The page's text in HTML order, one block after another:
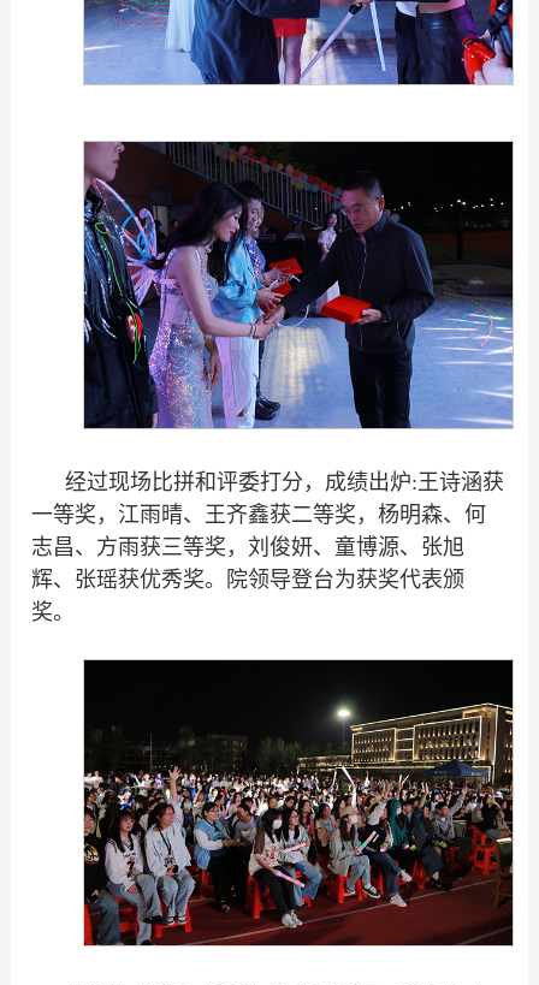
经过现场比拼和评委打分，成绩出炉:王诗涵获
一等奖，江雨晴、王齐鑫获二等奖，杨明森、何
志昌、方雨获三等奖，刘俊妍、童博源、张旭
辉、张瑶获优秀奖。
院领导登台为获奖代表颁
奖。